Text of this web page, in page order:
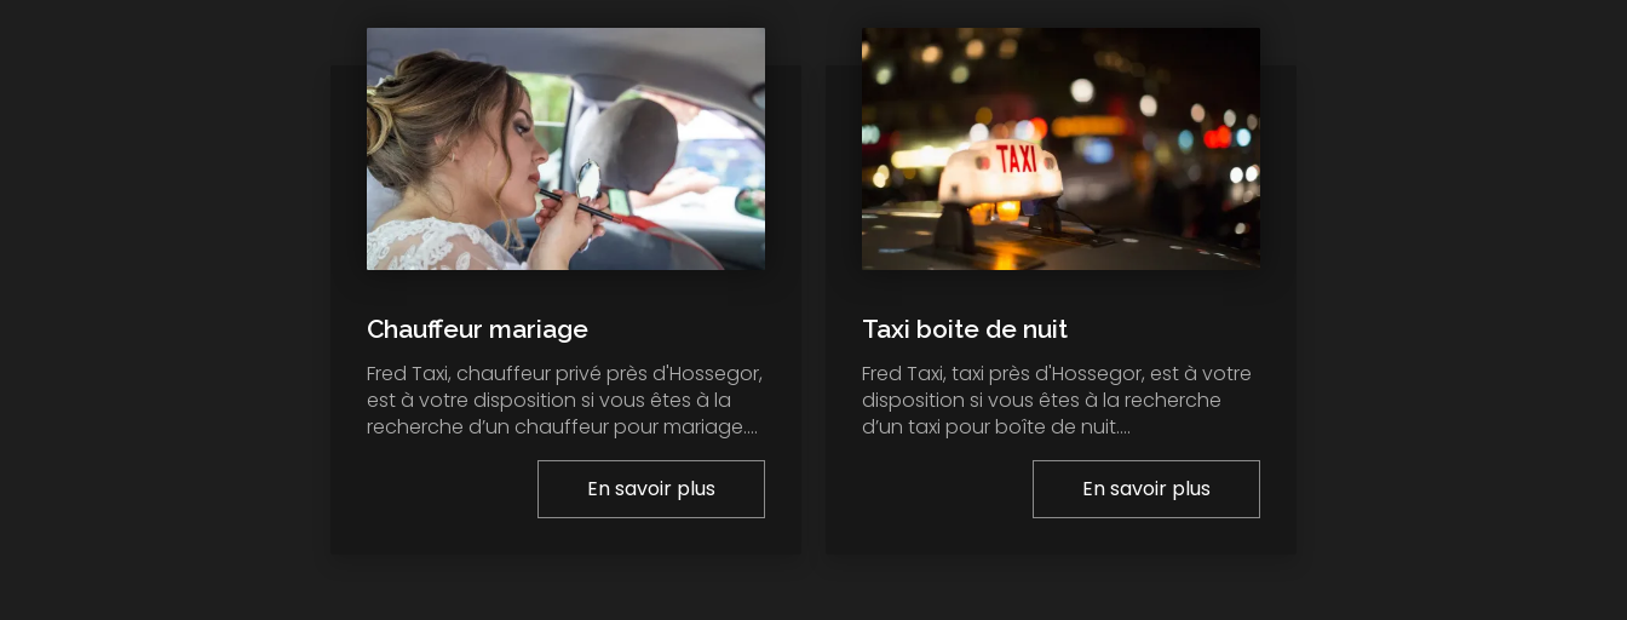
Chauffeur mariage
Fred Taxi, chauffeur privé près d'Hossegor,
est à votre disposition si vous êtes à la
recherche d’un chauffeur pour mariage....
En savoir plus
Taxi boite de nuit
Fred Taxi, taxi près d'Hossegor, est à votre
disposition si vous êtes à la recherche
d’un taxi pour boîte de nuit....
En savoir plus